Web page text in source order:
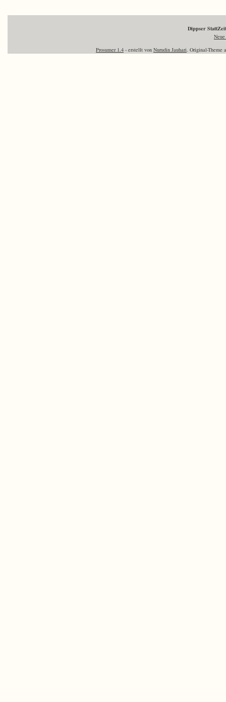
Dippser
Prosumer 1.4 - erstellt von Nurudin Jauhari. Original-Theme